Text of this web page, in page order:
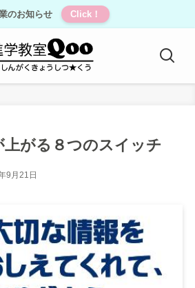
のお知らせ Click！
上がる８つのスイッチ
9月21日